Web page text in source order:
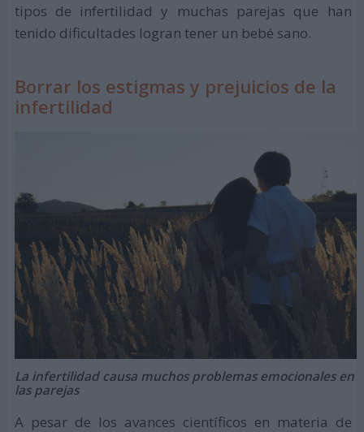
tipos de infertilidad y muchas parejas que han
tenido dificultades logran tener un bebé sano.
Borrar los estigmas y prejuicios de la
infertilidad
La infertilidad causa muchos problemas emocionales en
las parejas
A pesar de los avances científicos en materia de